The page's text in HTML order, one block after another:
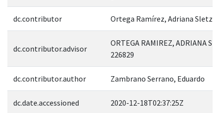
dc.contributor Ortega Ramírez, Adriana Sletza
dc.contributor.advisor
ORTEGA RAMIREZ, ADRIANA
226829
dc.contributor.author Zambrano Serrano, Eduardo
dc.date.accessioned 2020-12-18T02:37:25Z